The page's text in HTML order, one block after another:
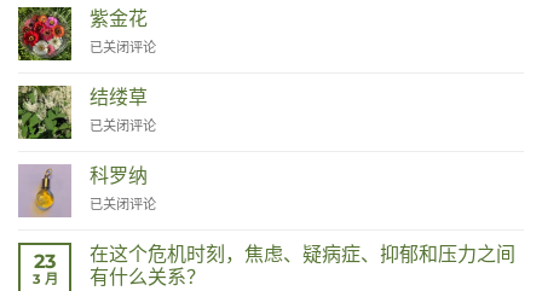
tot
Remedies
紫金花
Zinnia
已关闭评论
结缕草
Duizendknoop
已关闭评论
科罗纳
Corona
已关闭评论
23
3 月
在这个危机时刻，焦虑、疑病症、抑郁和压力之间
有什么关系？